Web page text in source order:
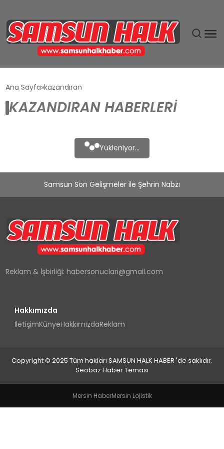
EĞITIM
MAGAZIN
SPOR
TEKNOLOJI
Ana Sayfa kazandıran
KAZANDIRAN HABERLERI
Yükleniyor...
Samsun Son Gelişmeler ile Şehrin Nabzı
Reklam & İşbirliği:habersonuclari@gmail.com
Hakkımızda
İletişimKünyeHakkımızdaReklam
Copyright © 2025 Tüm hakları SAMSUN HALK HABER 'de saklıdır.
Seobaz Haber Teması
Mersin HaberMersin Lojistik